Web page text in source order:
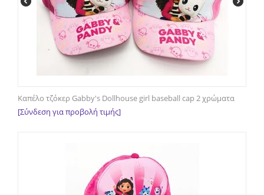
Καπέλο τζόκερ Gabby's Dollhouse girl baseball cap 2 χρώματα
[Σύνδεση για προβολή τιμής]